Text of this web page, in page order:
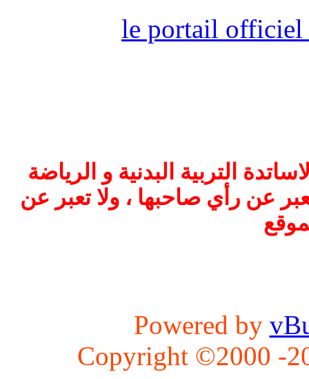
le portail officiel
التربية البدنية و الرياضة
عن رأي صاحبها ، ولا تعبر عن
Powered by
Copyright ©2000 -